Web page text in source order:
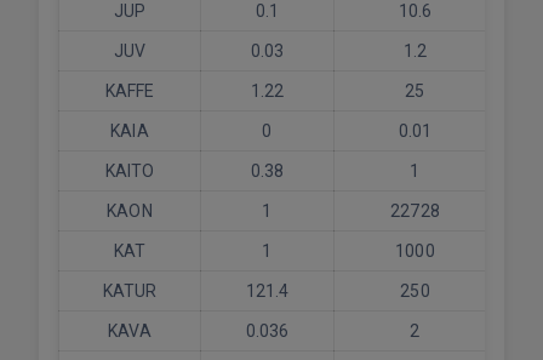
JUP 0.1 10.6
JUV 0.03 1.2
KAFFE 1.22 25
KAIA 0 0.01
KAITO 0.38 1
KAON 1 22728
KAT 1 1000
KATUR 121.4 250
KAVA 0.036 2